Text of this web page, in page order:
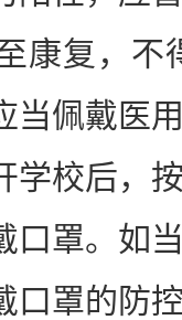
康复，不
当佩戴医
学校后，
口罩。如
口罩的防